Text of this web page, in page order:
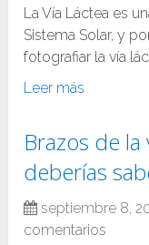
La Vía Láctea es
Sistema Solar, y
fotografiar la vía
Leer más
Brazos de
deberías
septiembre 8,
comentarios